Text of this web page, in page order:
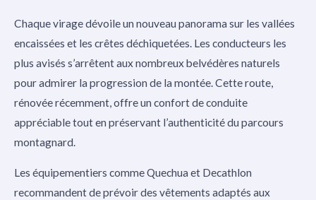
Chaque virage dévoile un nouveau panorama sur les vallées
encaissées et les crêtes déchiquetées. Les conducteurs les
plus avisés s’arrêtent aux nombreux belvédères naturels
pour admirer la progression de la montée. Cette route,
rénovée récemment, offre un confort de conduite
appréciable tout en préservant l’authenticité du parcours
montagnard.
Les équipementiers comme Quechua et Decathlon
recommandent de prévoir des vêtements adaptés aux